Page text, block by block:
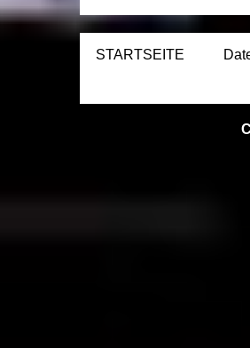
STARTSEITE